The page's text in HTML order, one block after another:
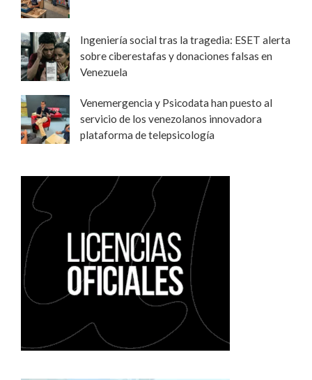
Ingeniería social tras la tragedia: ESET alerta
sobre ciberestafas y donaciones falsas en
Venezuela
Venemergencia y Psicodata han puesto al
servicio de los venezolanos innovadora
plataforma de telepsicología